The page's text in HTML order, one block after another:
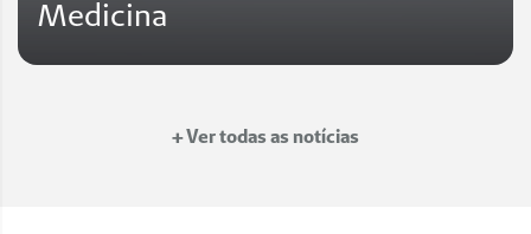
Medicina
+ Ver todas as notícias